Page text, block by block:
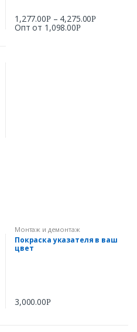
1,277.00Р– 4,275.00Р
Опт от 1,098.00Р
Монтаж и демонтаж
Покраска указателя в ваш
цвет
3,000.00Р